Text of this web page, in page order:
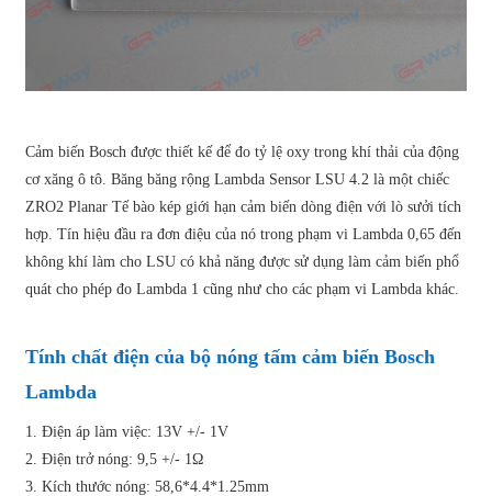
Cảm biến Bosch được thiết kế để đo tỷ lệ oxy trong khí thải của động
cơ xăng ô tô. Băng băng rộng Lambda Sensor LSU 4.2 là một chiếc
ZRO2 Planar Tế bào kép giới hạn cảm biến dòng điện với lò sưởi tích
hợp. Tín hiệu đầu ra đơn điệu của nó trong phạm vi Lambda 0,65 đến
không khí làm cho LSU có khả năng được sử dụng làm cảm biến phổ
quát cho phép đo Lambda 1 cũng như cho các phạm vi Lambda khác.
Tính chất điện của bộ nóng tấm cảm biến Bosch
Lambda
1. Điện áp làm việc: 13V +/- 1V
2. Điện trở nóng: 9,5 +/- 1Ω
3. Kích thước nóng: 58,6*4.4*1.25mm